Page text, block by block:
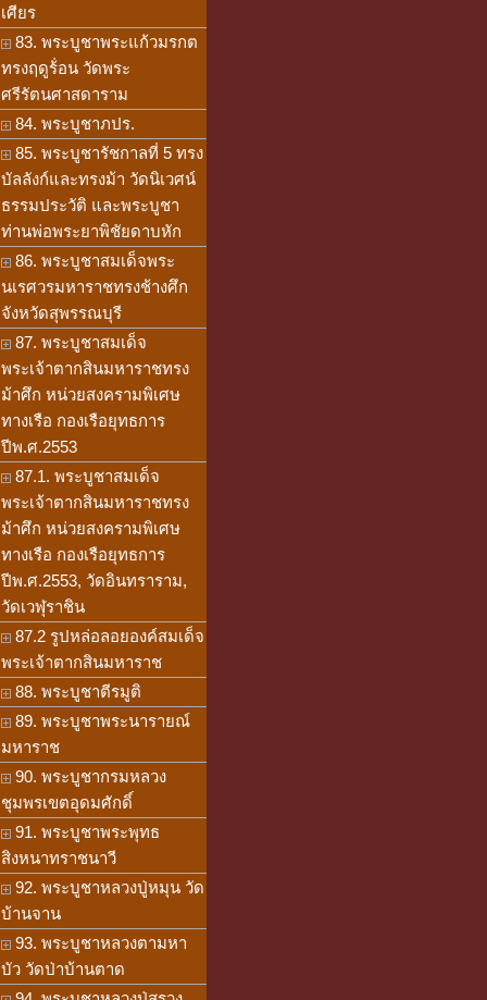
เศียร
83. พระบูชาพระแก้วมรกต
ทรงฤดูร้่อน วัดพระ
ศรีรัตนศาสดาราม
84. พระบูชาภปร.
85. พระบูชารัชกาลที่ 5 ทรง
บัลลังก์และทรงม้า วัดนิเวศน์
ธรรมประวัติ และพระบูชา
ท่านพ่อพระยาพิชัยดาบหัก
86. พระบูชาสมเด็จพระ
นเรศวรมหาราชทรงช้างศึก
จังหวัดสุพรรณบุรี
87. พระบูชาสมเด็จ
พระเจ้าตากสินมหาราชทรง
ม้าศึก หน่วยสงครามพิเศษ
ทางเรือ กองเรือยุทธการ
ปีพ.ศ.2553
87.1. พระบูชาสมเด็จ
พระเจ้าตากสินมหาราชทรง
ม้าศึก หน่วยสงครามพิเศษ
ทางเรือ กองเรือยุทธการ
ปีพ.ศ.2553, วัดอินทราราม,
วัดเวฬุราชิน
87.2 รูปหล่อลอยองค์สมเด็จ
พระเจ้าตากสินมหาราช
88. พระบูชาตีรมูติ
89. พระบูชาพระนารายณ์
มหาราช
90. พระบูชากรมหลวง
ชุมพรเขตอุดมศักดิ์
91. พระบูชาพระพุทธ
สิงหนาทราชนาวี
92. พระบูชาหลวงปู่หมุน วัด
บ้านจาน
93. พระบูชาหลวงตามหา
บัว วัดป่าบ้านตาด